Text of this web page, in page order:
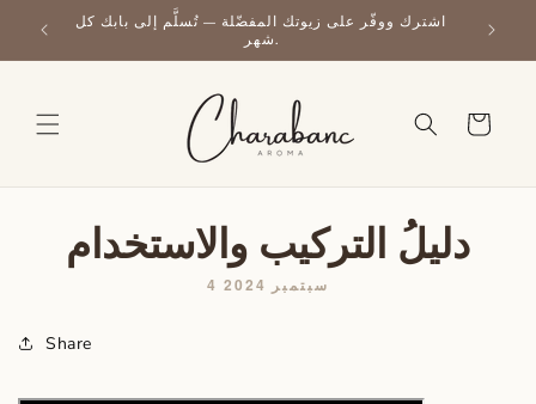
إلى
استمتع بعطورنا حول العالم — التوصيل الدولي متاح الآن.
اشترك ووفّر على زيوتك المفضّلة — تُسلَّم إلى بابك كل
شهر.
التسوق
دليلُ التركيب والاستخدام
4 سبتمبر 2024
Share